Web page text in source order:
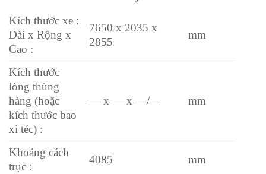
Kích thước xe :
Dài x Rộng x
Cao :
7650 x 2035 x
2855
mm
Kích thước
lòng thùng
hàng (hoặc
kích thước bao
xi téc) :
— x — x —/— mm
Khoảng cách
trục :
4085 mm